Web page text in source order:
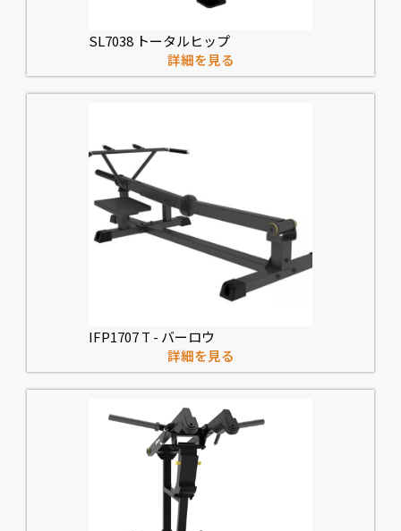
SL7038 トータルヒップ
詳細を見る
IFP1707 T - バーロウ
詳細を見る